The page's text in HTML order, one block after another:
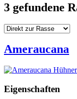
3 gefundene
Ameraucana
Eigenschaften